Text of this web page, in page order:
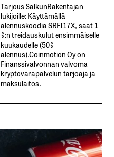
Tarjous SalkunRakentajan
lukijoille: Käyttämällä​ ​
alennuskoodia​ ​SRFI17X,​ ​saat​ ​1
%:n treidauskulut​ ​ensimmäiselle​ ​
kuukaudelle​ ​(50%​ ​
alennus).Coinmotion Oy on
Finanssivalvonnan valvoma
kryptovarapalvelun tarjoaja ja
maksulaitos.